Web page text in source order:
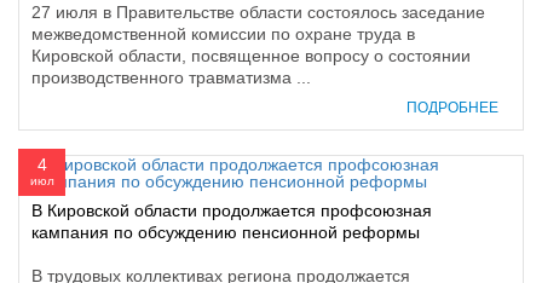
27 июля в Правительстве области состоялось заседание
межведомственной комиссии по охране труда в
Кировской области, посвященное вопросу о состоянии
производственного травматизма ...
ПОДРОБНЕЕ
4
июл
В Кировской области продолжается профсоюзная
кампания по обсуждению пенсионной реформы
В трудовых коллективах региона продолжается